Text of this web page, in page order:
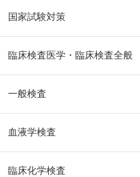
国家試験対策
臨床検査医学・臨床検査全般
一般検査
血液学検査
臨床化学検査